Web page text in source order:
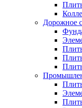
Дорожное